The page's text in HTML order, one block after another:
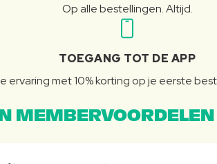
Op alle bestellingen. Altijd.
TOEGANG TOT DE APP
ervaring met 10% korting op je eerste